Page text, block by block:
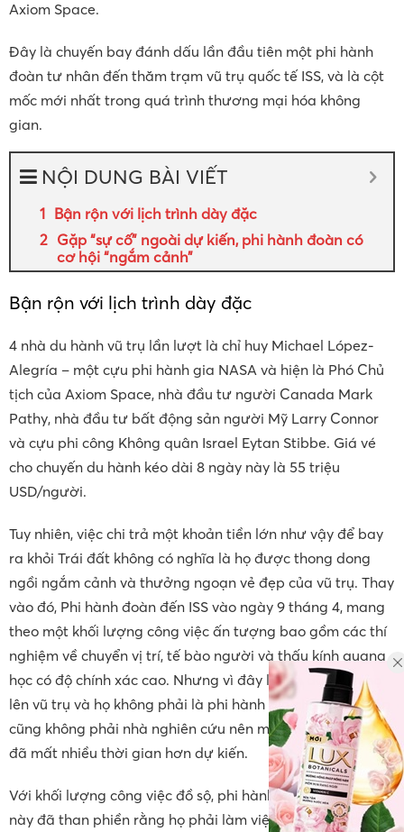
Axiom Space.
Đây là chuyến bay đánh dấu lần đầu tiên một phi hành
đoàn tư nhân đến thăm trạm vũ trụ quốc tế ISS, và là cột
mốc mới nhất trong quá trình thương mại hóa không
gian.
NỘI DUNG BÀI VIẾT
Bận rộn với lịch trình dày đặc
Gặp “sự cố” ngoài dự kiến, phi hành đoàn có
cơ hội “ngắm cảnh”
Bận rộn với lịch trình dày đặc
4 nhà du hành vũ trụ lần lượt là chỉ huy Michael López-
Alegría – một cựu phi hành gia NASA và hiện là Phó Chủ
tịch của Axiom Space, nhà đầu tư người Canada Mark
Pathy, nhà đầu tư bất động sản người Mỹ Larry Connor
và cựu phi công Không quân Israel Eytan Stibbe. Giá vé
cho chuyến du hành kéo dài 8 ngày này là 55 triệu
USD/người.
Tuy nhiên, việc chi trả một khoản tiền lớn như vậy để bay
ra khỏi Trái đất không có nghĩa là họ được thong dong
ngồi ngắm cảnh và thưởng ngoạn vẻ đẹp của vũ trụ. Thay
vào đó, Phi hành đoàn đến ISS vào ngày 9 tháng 4, mang
theo một khối lượng công việc ấn tượng bao gồm các thí
nghiệm về chuyển vị trí, tế bào người và thấu kính quang
học có độ chính xác cao. Nhưng vì đây là lần đầu tiên họ
lên vũ trụ và họ không phải là phi hành gia chuyên nghiệp
cũng không phải nhà nghiên cứu nên một số thí nghiệm
đã mất nhiều thời gian hơn dự kiến.
Với khối lượng công việc đồ sộ, phi hành đoàn tư nhân
này đã than phiền rằng họ phải làm việc quá nhiều trên